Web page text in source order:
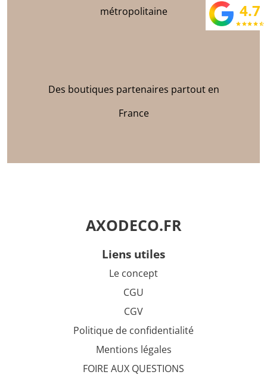
métropolitaine
Des boutiques partenaires partout en
France
AXODECO.FR
liens utiles
Le concept
CGU
CGV
Politique de confidentialité
Mentions légales
FOIRE AUX QUESTIONS
4.7
star starstar star star_half